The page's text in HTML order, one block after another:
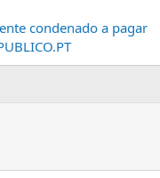
condenado a pagar